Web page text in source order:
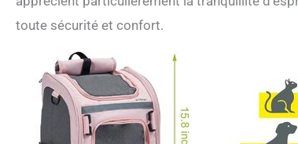
toute sécurité et confort.